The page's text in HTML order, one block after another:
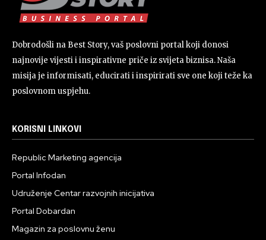
Dobrodošli na Best Story, vaš poslovni portal koji donosi
najnovije vijesti i inspirativne priče iz svijeta biznisa. Naša
misija je informisati, educirati i inspirirati sve one koji teže ka
poslovnom uspjehu.
KORISNI LINKOVI
Republic Marketing agencija
Portal Infodan
Udruženje Centar razvojnih inicijativa
Portal Dobardan
Magazin za poslovnu ženu